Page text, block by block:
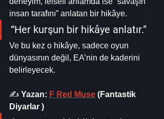
insan tarafını” anlatan bir hikâye.
“Her kurşun bir hikâye anlatır.”
Ve bu kez o hikâye, sadece oyun
dünyasının değil, EA’nin de kaderini
belirleyecek.
✍️ Yazan: F Red Muse (Fantastik
Diyarlar )